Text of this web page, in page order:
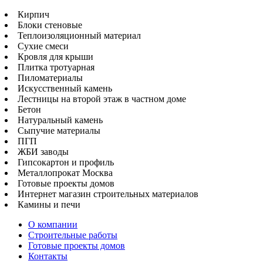
Кирпич
Блоки стеновые
Теплоизоляционный материал
Сухие смеси
Кровля для крыши
Плитка тротуарная
Пиломатериалы
Искусственный камень
Лестницы на второй этаж в частном доме
Бетон
Натуральный камень
Сыпучие материалы
ПГП
ЖБИ заводы
Гипсокартон и профиль
Металлопрокат Москва
Готовые проекты домов
Интернет магазин строительных материалов
Камины и печи
О компании
Строительные работы
Готовые проекты домов
Контакты